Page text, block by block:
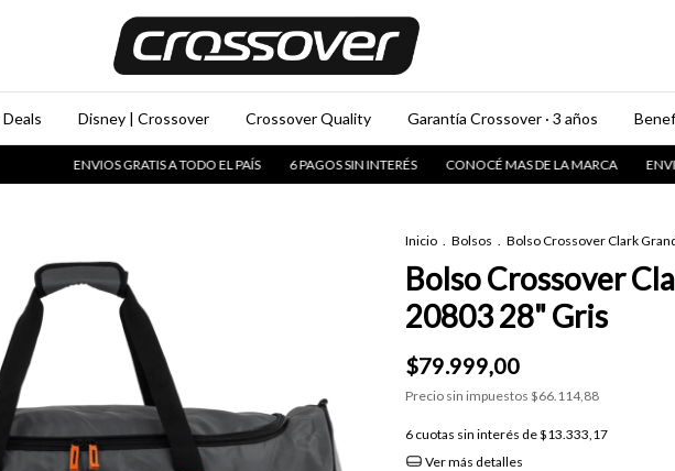
Disney | Crossover Crossover Quality Garantía Crossover · 3 años
ENVIOS GRATIS A TODO EL PAÍS 6 PAGOS SIN INTERÉS CONOCÉ MAS DE LA MARCA ENVIOS GRATIS A
Inicio Bolsos Bolso Crossover Clark
Bolso Crossover
20803 28" Gris
$79.999,00
Precio sin impuestos $66.114,88
6 cuotas sin interés de$13.333,17
Ver más detalles